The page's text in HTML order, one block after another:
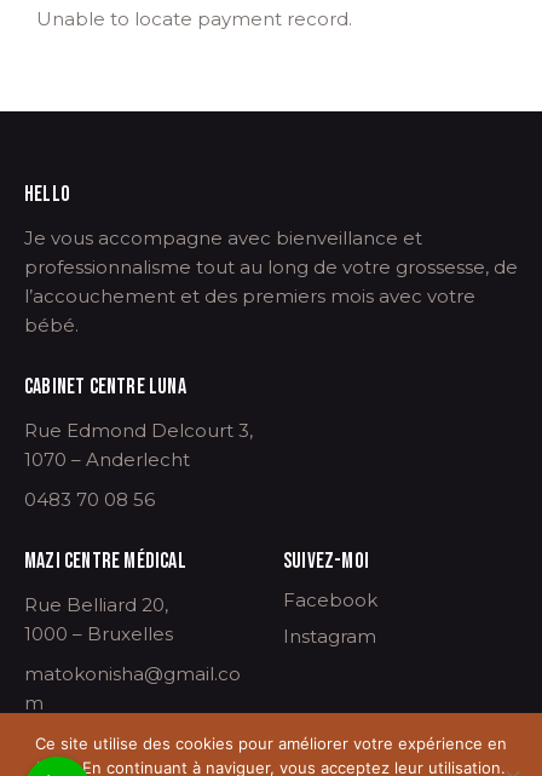
Unable to locate payment record.
HELLO
Je vous accompagne avec bienveillance et
professionnalisme tout au long de votre grossesse, de
l’accouchement et des premiers mois avec votre
bébé.
CABINET CENTRE LUNA
Rue Edmond Delcourt 3,
1070 – Anderlecht
0483 70 08 56
MAZI CENTRE MÉDICAL
Rue Belliard 20,
1000 – Bruxelles
matokonisha@gmail.co
m
SUIVEZ-MOI
Facebook
Instagram
Ce site utilise des cookies pour améliorer votre expérience en
ligne. En continuant à naviguer, vous acceptez leur utilisation.